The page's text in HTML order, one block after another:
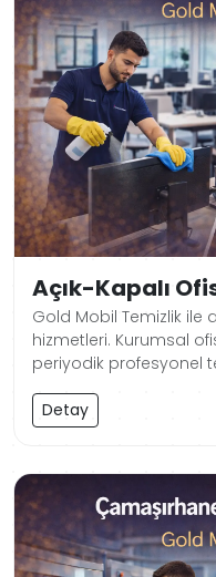
Açık-Kapalı
Gold Mobil Temizlik ile
hizmetleri. Kurumsal
periyodik profesyonel
Detay